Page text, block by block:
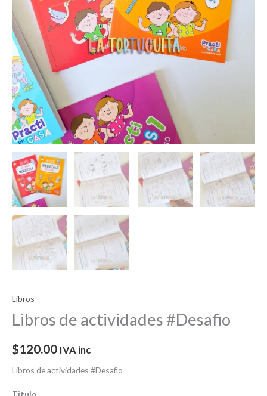
Libros
Libros de actividades #Desafio
$120.00 IVA inc
Libros de actividades #Desafio
Titulo